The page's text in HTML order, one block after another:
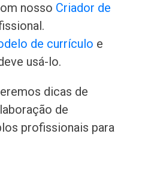
nosso Criador de
de currículo e
usá-lo.
dicas de
de
profissionais para